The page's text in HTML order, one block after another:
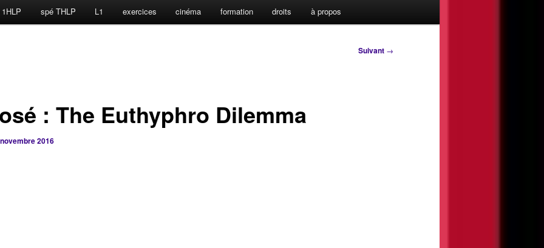
spé THLP L1 exercices cinéma formation droits à propos
Suivant →
: The Euthyphro Dilemma
2016